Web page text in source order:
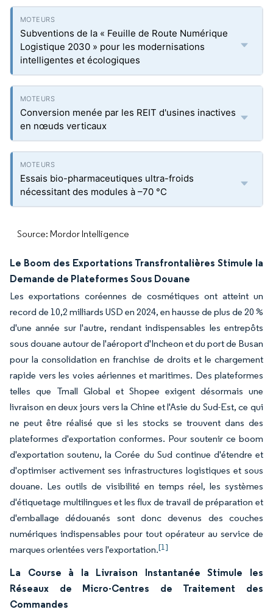
Subventions de la « Feuille de Route Numérique
Logistique 2030 » pour les modernisations
intelligentes et écologiques
Conversion menée par les REIT d'usines inactives
en nœuds verticaux
Essais bio-pharmaceutiques ultra-froids
nécessitant des modules à –70 °C
Source: Mordor Intelligence
Le Boom des Exportations Transfrontalières Stimule la
Demande de Plateformes Sous Douane
Les exportations coréennes de cosmétiques ont atteint un
record de 10,2 milliards USD en 2024, en hausse de plus de 20 %
d'une année sur l'autre, rendant indispensables les entrepôts
sous douane autour de l'aéroport d'Incheon et du port de Busan
pour la consolidation en franchise de droits et le chargement
rapide vers les voies aériennes et maritimes. Des plateformes
telles que Tmall Global et Shopee exigent désormais une
livraison en deux jours vers la Chine et l'Asie du Sud-Est, ce qui
ne peut être réalisé que si les stocks se trouvent dans des
plateformes d'exportation conformes. Pour soutenir ce boom
d'exportation soutenu, la Corée du Sud continue d'étendre et
d'optimiser activement ses infrastructures logistiques et sous
douane. Les outils de visibilité en temps réel, les systèmes
d'étiquetage multilingues et les flux de travail de préparation et
d'emballage dédouanés sont donc devenus des couches
numériques indispensables pour tout opérateur au service de
marques orientées vers l'exportation.[1]
La Course à la Livraison Instantanée Stimule les
Réseaux de Micro-Centres de Traitement des
Commandes